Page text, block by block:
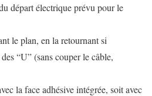
départ électrique prévu pour le
le plan, en la retournant si
“U” (sans couper le câble,
la face adhésive intégrée, soit avec